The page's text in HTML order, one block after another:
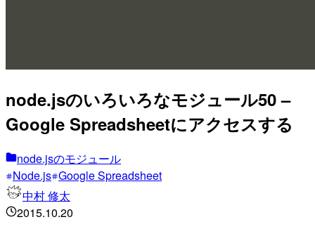
node.jsのいろいろなモジュール50 –
Google Spreadsheetにアクセスする
node.jsのモジュール
Node.js Google Spreadsheet
中村 修太
2015.10.20